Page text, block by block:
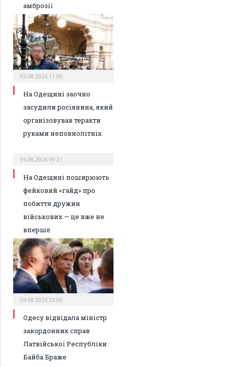
амброзії
05.08.2026 11:00
На Одещині заочно
засудили росіянина, який
організовував теракти
руками неповнолітніх
05.08.2026 09:21
На Одещині поширюють
фейковий «гайд» про
побиття дружин
військових — це вже не
вперше
04.08.2026 23:00
Одесу відвідала міністр
закордонних справ
Латвійської Республіки
Байба Браже